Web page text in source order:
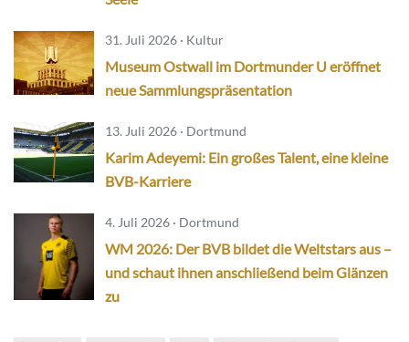
31. Juli 2026 · Kultur
Museum Ostwall im Dortmunder U eröffnet
neue Sammlungspräsentation
13. Juli 2026 · Dortmund
Karim Adeyemi: Ein großes Talent, eine kleine
BVB-Karriere
4. Juli 2026 · Dortmund
WM 2026: Der BVB bildet die Weltstars aus –
und schaut ihnen anschließend beim Glänzen
zu